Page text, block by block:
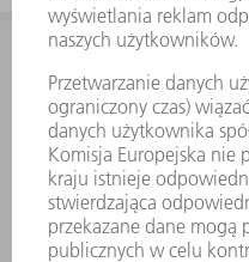
KONTAKT
WYDARZENIA I TERMINY